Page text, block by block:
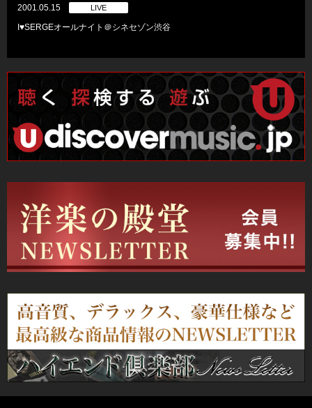
2001.05.15 LIVE
I♥SERGEオールナイト＠シネセゾン渋谷